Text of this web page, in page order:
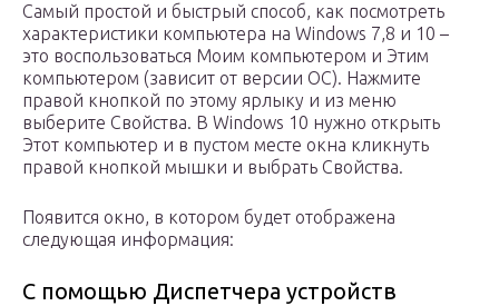
Самый простой и быстрый способ, как посмотреть
характеристики компьютера на Windows 7,8 и 10 –
это воспользоваться Моим компьютером и Этим
компьютером (зависит от версии ОС). Нажмите
правой кнопкой по этому ярлыку и из меню
выберите Свойства. В Windows 10 нужно открыть
Этот компьютер и в пустом месте окна кликнуть
правой кнопкой мышки и выбрать Свойства.
Появится окно, в котором будет отображена
следующая информация:
С помощью Диспетчера устройств